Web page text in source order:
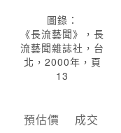
圖錄：
《長流藝聞》，長
流藝聞雜誌社，台
北，2000年，頁
13
預估價
成交